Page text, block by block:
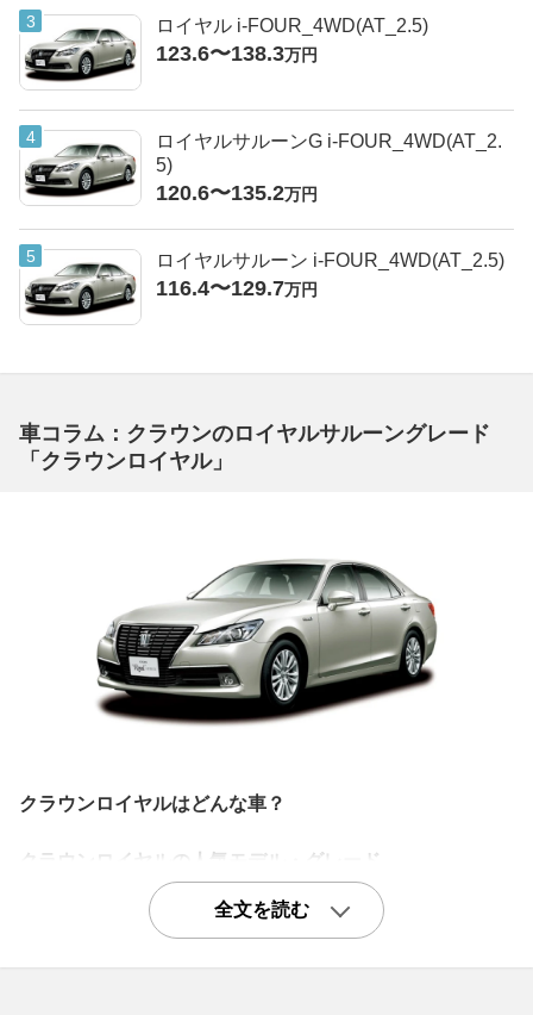
ロイヤル i-FOUR_4WD(AT_2.5)
123.6〜138.3万円
ロイヤルサルーンG i-FOUR_4WD(AT_2.
5)
120.6〜135.2万円
ロイヤルサルーン i-FOUR_4WD(AT_2.5)
116.4〜129.7万円
車コラム：クラウンのロイヤルサルーングレード
「クラウンロイヤル」
クラウンロイヤルはどんな車？
クラウンロイヤルの人気モデル・グレード
他とは差をつけるブラックの存在感「ハイブリッドロイヤ
ルサルーンG Fourブラックスタイル」
14代目クラウンは2012年に登場。当初、ハイブリッドはF
全文を読む